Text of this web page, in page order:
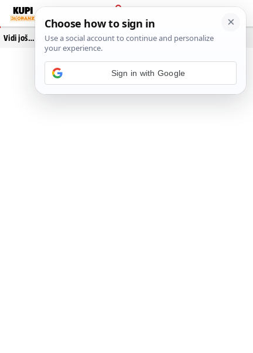
PRIJAVA
Vidi još…
Sign in with Google